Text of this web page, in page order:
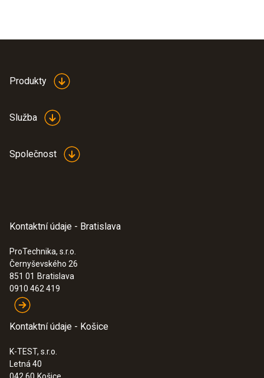
Produkty
Služba
Společnost
Kontaktní údaje - Bratislava
ProTechnika, s.r.o.
Černyševského 26
851 01 Bratislava
0910 462 419
Kontaktní údaje - Košice
K-TEST, s.r.o.
Letná 40